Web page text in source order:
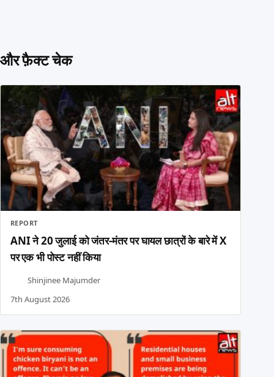
और फ़ैक्ट चेक
REPORT
ANI ने 20 जुलाई को जंतर-मंतर पर घायल छात्रों के बारे में X
पर एक भी पोस्ट नहीं किया
Shinjinee Majumder
7th August 2026